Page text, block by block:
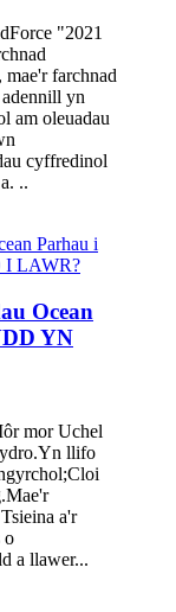
"2021
farchnad
yn
am oleuadau
cyffredinol
..
Ocean
YN
mor Uchel
llifo
a'r
o
a llawer...